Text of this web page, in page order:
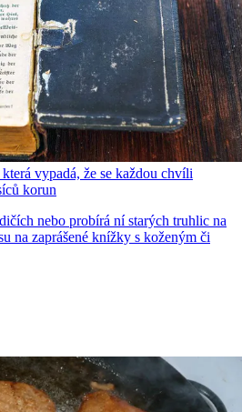
vypadá, že se každou chvíli
korun
nebo probírá ní starých truhlic na
na zaprášené knížky s koženým či